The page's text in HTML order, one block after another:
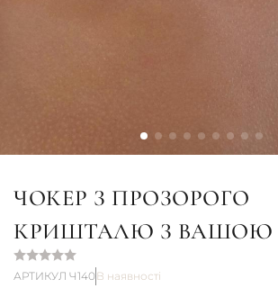
ЧОКЕР З ПРОЗОРОГО
КРИШТАЛЮ З ВАШОЮ
АРТИКУЛ Ч140В наявності